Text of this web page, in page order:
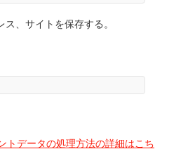
、サイトを保存する。
トデータの処理方法の詳細はこち